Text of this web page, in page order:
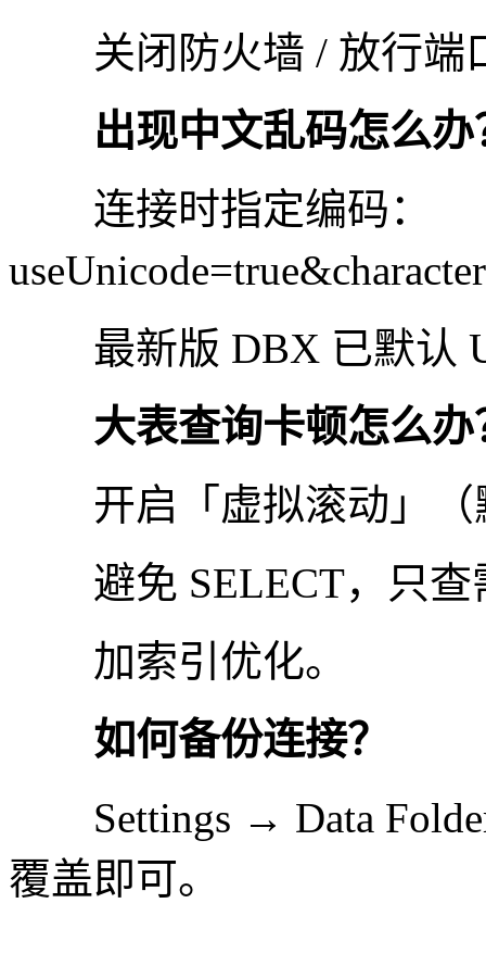
关闭防火墙 / 放行端
出现中文乱码怎么办
连接时指定编码：
最新版 DBX 已默认
大表查询卡顿怎么办
开启「虚拟滚动」（
避免 SELECT，只查
加索引优化。
如何备份连接？
Settings → Data
覆盖即可。